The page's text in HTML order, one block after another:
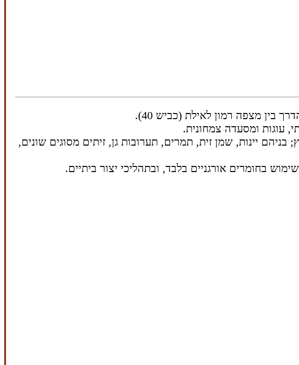
בין מצפה רמון לאילת (כביש 40).
עוגות ומסעדה צמחונית.
יינות, שמן זית, תמרים, תערובות גן, זיתים מסוגים שונים,
בחומרים אורגניים בלבד, ובתהליכי יצור ביתיים.